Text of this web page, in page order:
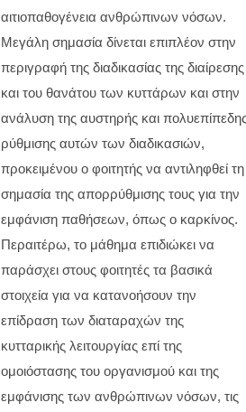
αιτιοπαθογένεια ανθρώπινων νόσων.
Μεγάλη σημασία δίνεται επιπλέον στην
περιγραφή της διαδικασίας της διαίρεσης
και του θανάτου των κυττάρων και στην
ανάλυση της αυστηρής και
ρύθμισης αυτών των διαδικασιών,
προκειμένου ο φοιτητής να αντιληφθεί τη
σημασία της απορρύθμισης τους για την
εμφάνιση παθήσεων, όπως ο καρκίνος.
Περαιτέρω, το μάθημα επιδιώκει να
παράσχει στους φοιτητές τα βασικά
στοιχεία για να κατανοήσουν την
επίδραση των διαταραχών της
κυτταρικής λειτουργίας επί της
ομοιόστασης του οργανισμού και της
εμφάνισης των ανθρώπινων νόσων, τις